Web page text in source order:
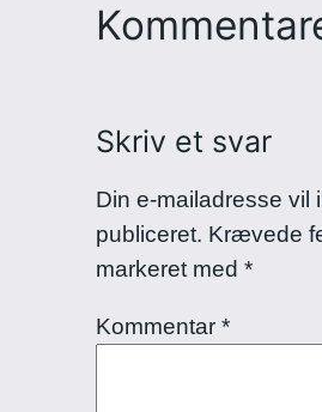
Skriv et svar
Din e-mailadresse vil
publiceret. Krævede
markeret med *
Kommentar *